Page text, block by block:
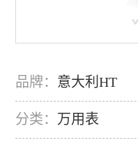
品牌： 意大利HT
分类： 万用表